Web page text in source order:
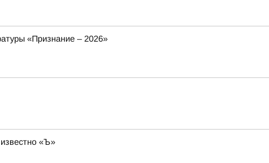
«Признание – 2026»
«Ъ»